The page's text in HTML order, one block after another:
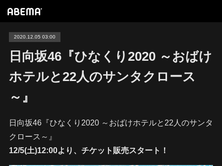
2020.12.05 03:00
日向坂46『ひなくり2020 ～おばけ
ホテルと22人のサンタクロース
～』
日向坂46『ひなくり2020 ～おばけホテルと22人のサンタ
クロース～』
12/5(土)12:00より、チケット販売スタート！